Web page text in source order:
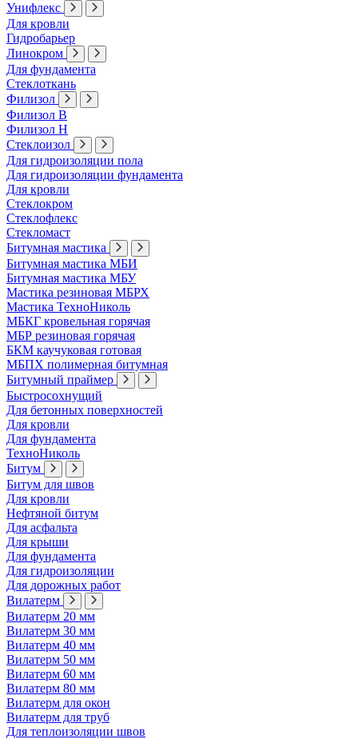
Унифлекс
Для кровли
Гидробарьер
Линокром
Для фундамента
Стеклоткань
Филизол
Филизол В
Филизол Н
Стеклоизол
Для гидроизоляции пола
Для гидроизоляции фундамента
Для кровли
Стеклокром
Стеклофлекс
Стекломаст
Битумная мастика
Битумная мастика МБИ
Битумная мастика МБУ
Мастика резиновая МБРХ
Мастика ТехноНиколь
МБКГ кровельная горячая
МБР резиновая горячая
БКМ каучуковая готовая
МБПХ полимерная битумная
Битумный праймер
Быстросохнущий
Для бетонных поверхностей
Для кровли
Для фундамента
ТехноНиколь
Битум
Битум для швов
Для кровли
Нефтяной битум
Для асфальта
Для крыши
Для фундамента
Для гидроизоляции
Для дорожных работ
Вилатерм
Вилатерм 20 мм
Вилатерм 30 мм
Вилатерм 40 мм
Вилатерм 50 мм
Вилатерм 60 мм
Вилатерм 80 мм
Вилатерм для окон
Вилатерм для труб
Для теплоизоляции швов